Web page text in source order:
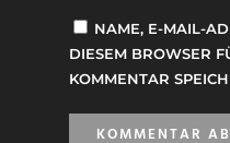
NAME, E-MAIL-
DIESEM BROWSER
KOMMENTAR